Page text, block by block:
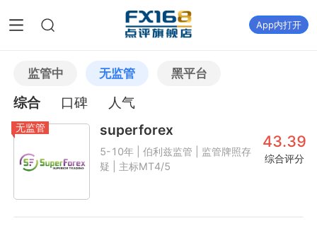
App内打开
监管中 无监管 黑平台
综合 口碑 人气
无监管 superforex
5-10年 | 伯利兹监管 | 监管牌照存
疑 | 主标MT4/5
43.39
综合评分